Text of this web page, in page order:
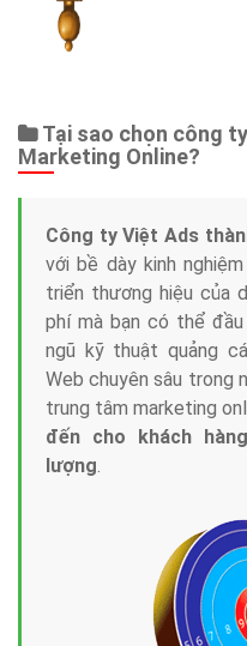
Tại sao chọn công
Marketing Online?
Công ty Việt Ads
với bề dày kinh
triển thương hiệu của
phí mà bạn có thể
ngũ kỹ thuật quảng
Web chuyên sâu trong
trung tâm marketing
đến cho khách
lượng.